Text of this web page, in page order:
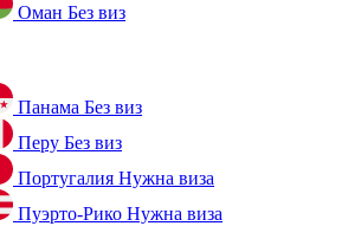
Оман Без виз
Панама Без виз
Перу Без виз
Португалия Нужна виза
Пуэрто-Рико Нужна виза